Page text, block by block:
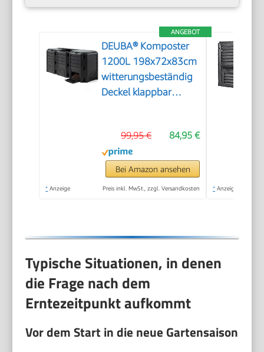
ANGEBOT
DEUBA® Komposter
1200L 198x72x83cm
witterungsbeständig
Deckel klappbar
Schnellkomposter84,95 €
99,95 €
Bei Amazon ansehen
* Anzeige Preis inkl. MwSt., zzgl. Versandkosten * Anzeige
Typische Situationen, in denen
die Frage nach dem
Erntezeitpunkt aufkommt
Vor dem Start in die neue Gartensaison